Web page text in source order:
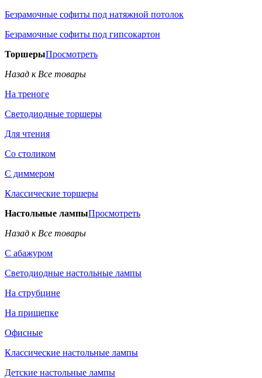
Безрамочные софиты под натяжной потолок
Безрамочные софиты под гипсокартон
ТоршерыПросмотреть
Назад к Все товары
На треноге
Светодиодные торшеры
Для чтения
Со столиком
С диммером
Классические торшеры
Настольные лампыПросмотреть
Назад к Все товары
С абажуром
Светодиодные настольные лампы
На струбцине
На прищепке
Офисные
Классические настольные лампы
Детские настольные лампы